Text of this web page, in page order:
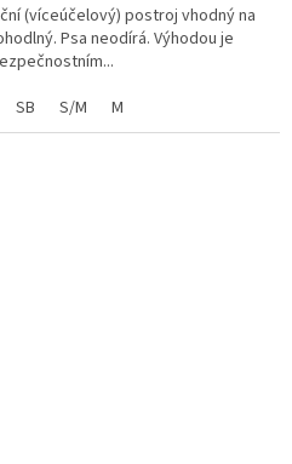
(víceúčelový) postroj vhodný na
Psa neodírá. Výhodou je
SB S/M M